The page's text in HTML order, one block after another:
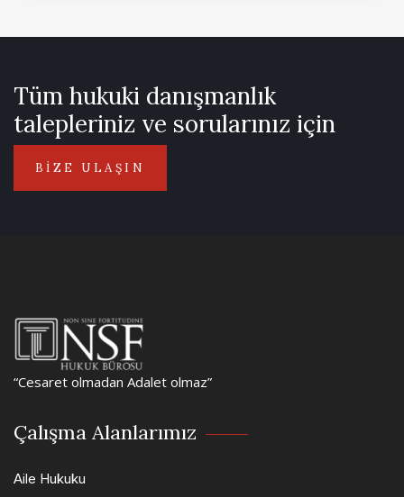
Tüm hukuki danışmanlık
talepleriniz ve sorularınız için
BİZE ULAŞIN
“Cesaret olmadan Adalet olmaz”
Çalışma Alanlarımız
Aile Hukuku